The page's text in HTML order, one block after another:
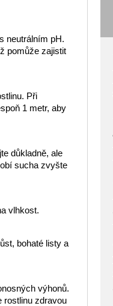
neutrálním pH.
pomůže zajistit
Při
1 metr, aby
důkladně, ale
sucha zvyšte
vlhkost.
bohaté listy a
výhonů.
rostlinu zdravou